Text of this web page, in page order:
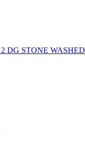
DG STONE WASHED